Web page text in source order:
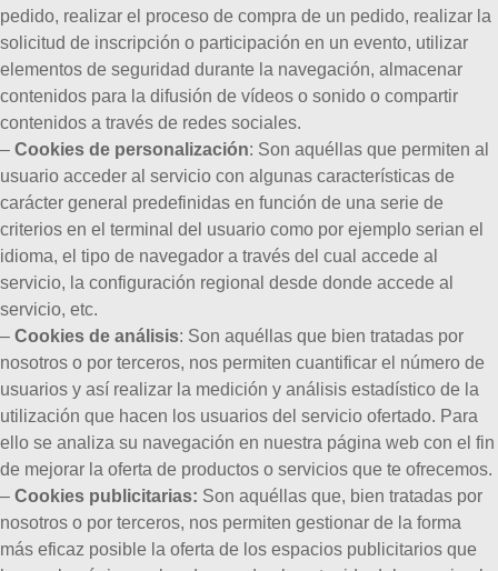
pedido, realizar el proceso de compra de un pedido, realizar la
solicitud de inscripción o participación en un evento, utilizar
elementos de seguridad durante la navegación, almacenar
contenidos para la difusión de vídeos o sonido o compartir
contenidos a través de redes sociales.
– Cookies de personalización: Son aquéllas que permiten al
usuario acceder al servicio con algunas características de
carácter general predefinidas en función de una serie de
criterios en el terminal del usuario como por ejemplo serian el
idioma, el tipo de navegador a través del cual accede al
servicio, la configuración regional desde donde accede al
servicio, etc.
– Cookies de análisis: Son aquéllas que bien tratadas por
nosotros o por terceros, nos permiten cuantificar el número de
usuarios y así realizar la medición y análisis estadístico de la
utilización que hacen los usuarios del servicio ofertado. Para
ello se analiza su navegación en nuestra página web con el fin
de mejorar la oferta de productos o servicios que te ofrecemos.
– Cookies publicitarias: Son aquéllas que, bien tratadas por
nosotros o por terceros, nos permiten gestionar de la forma
más eficaz posible la oferta de los espacios publicitarios que